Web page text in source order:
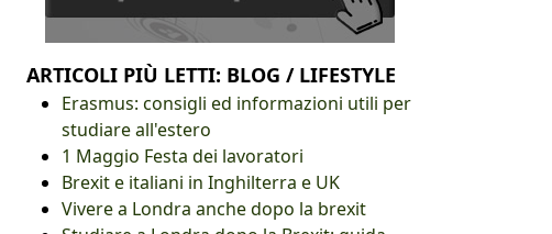
ARTICOLI PIÙ LETTI: BLOG / LIFESTYLE
Erasmus: consigli ed informazioni utili per
studiare all'estero
1 Maggio Festa dei lavoratori
Brexit e italiani in Inghilterra e UK
Vivere a Londra anche dopo la brexit